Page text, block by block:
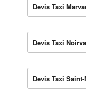
Devis Taxi
Devis Taxi
Devis Taxi